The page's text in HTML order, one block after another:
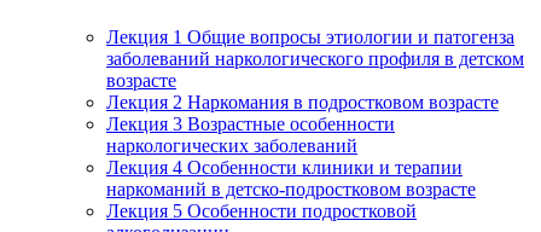
Лекция 1 Общие вопросы этиологии и патогенза
заболеваний наркологического профиля в детском
возрасте
Лекция 2 Наркомания в подростковом возрасте
Лекция 3 Возрастные особенности
наркологических заболеваний
Лекция 4 Особенности клиники и терапии
наркоманий в детско-подростковом возрасте
Лекция 5 Особенности подростковой